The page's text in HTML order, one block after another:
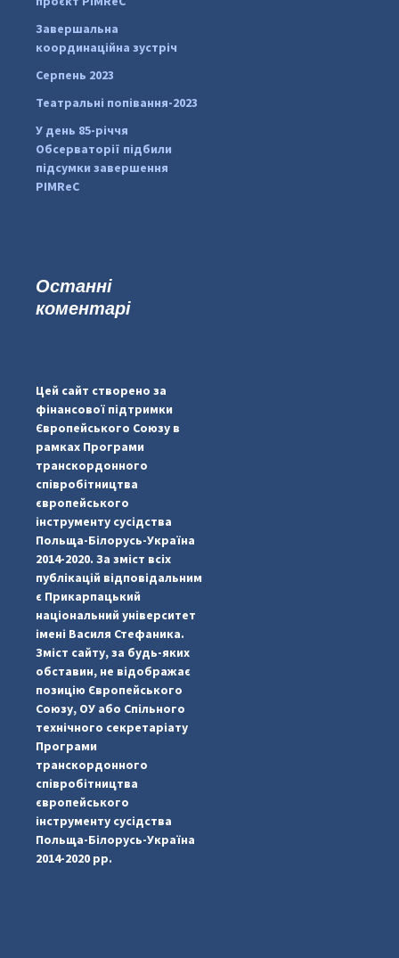
pimrec_project
Завершальна
координаційна зустріч
Серпень 2023
Театральні попівання-2023
У день 85-річчя
Обсерваторії підбили
підсумки завершення
PIMReC
Останні
коментарі
Цей сайт створено за
фінансової підтримки
Європейського Союзу в
рамках Програми
транскордонного
співробітництва
європейського
інструменту сусідства
Польща-Білорусь-Україна
2014-2020. За зміст всіх
публікацій відповідальним
є Прикарпацький
національний університет
імені Василя Стефаника.
Зміст сайту, за будь-яких
обставин, не відображає
позицію Європейського
Союзу, ОУ або Спільного
технічного секретаріату
Програми
транскордонного
співробітництва
європейського
інструменту сусідства
Польща-Білорусь-Україна
2014-2020 рр.